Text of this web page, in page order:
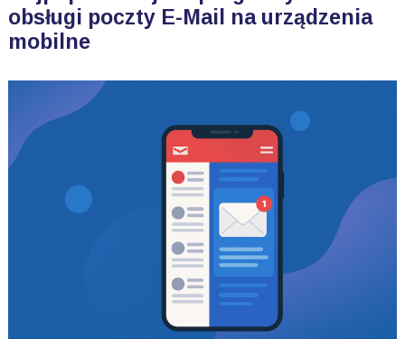
obsługi poczty E-Mail na urządzenia
mobilne